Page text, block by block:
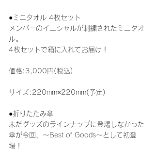
●ミニタオル 4枚セット
メンバーのイニシャルが刺繍されたミニタオ
ル。
4枚セットで箱に入れてお届け！
価格:3,000円(税込)
サイズ:220mm×220mm(予定)
●折りたたみ傘
未だグッズのラインナップに登場しなかった
傘が今回、～Best of Goods～として初登
場！